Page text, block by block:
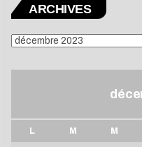
ARCHIVES
ARCHIVES
L M M